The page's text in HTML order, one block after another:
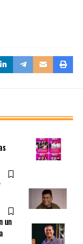
un